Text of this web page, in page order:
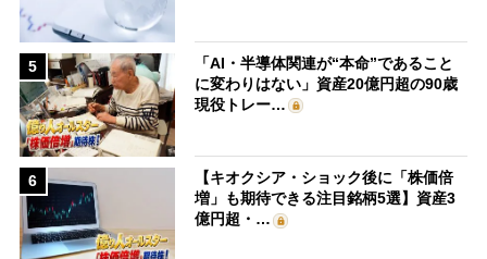
5
「AI・半導体関連が“本命”であること
に変わりはない」資産20億円超の90歳
現役トレー…
6
【キオクシア・ショック後に「株価倍
増」も期待できる注目銘柄5選】資産3
億円超・…